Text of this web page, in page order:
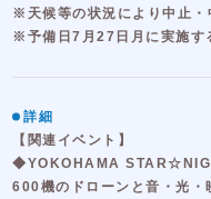
※天候等の状況により中止・
※予備日7月27日月に実施す
詳細
【関連イベント】
◆YOKOHAMA
600機のドローンと音・光・